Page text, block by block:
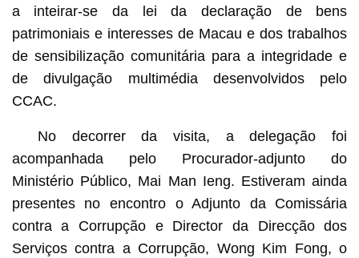
a inteirar-se da lei da declaração de bens
patrimoniais e interesses de Macau e dos trabalhos
de sensibilização comunitária para a integridade e
de divulgação multimédia desenvolvidos pelo
CCAC.
No decorrer da visita, a delegação foi
acompanhada pelo Procurador-adjunto do
Ministério Público, Mai Man Ieng. Estiveram ainda
presentes no encontro o Adjunto da Comissária
contra a Corrupção e Director da Direcção dos
Serviços contra a Corrupção, Wong Kim Fong, o